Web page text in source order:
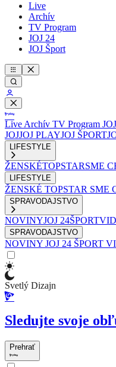
Live
Archív
TV Program
JOJ 24
JOJ Šport
Live Archív TV Program
JOJJOJ PLAYJOJ ŠPORT
LIFESTYLE
ŽENSKÉTOPSTARSME
LIFESTYLE
ŽENSKÉ TOPSTAR SME
SPRAVODAJSTVO
NOVINYJOJ 24ŠPORT
SPRAVODAJSTVO
NOVINY JOJ 24 ŠPORT
Svetlý Dizajn
Sledujte svoje
Prehrať